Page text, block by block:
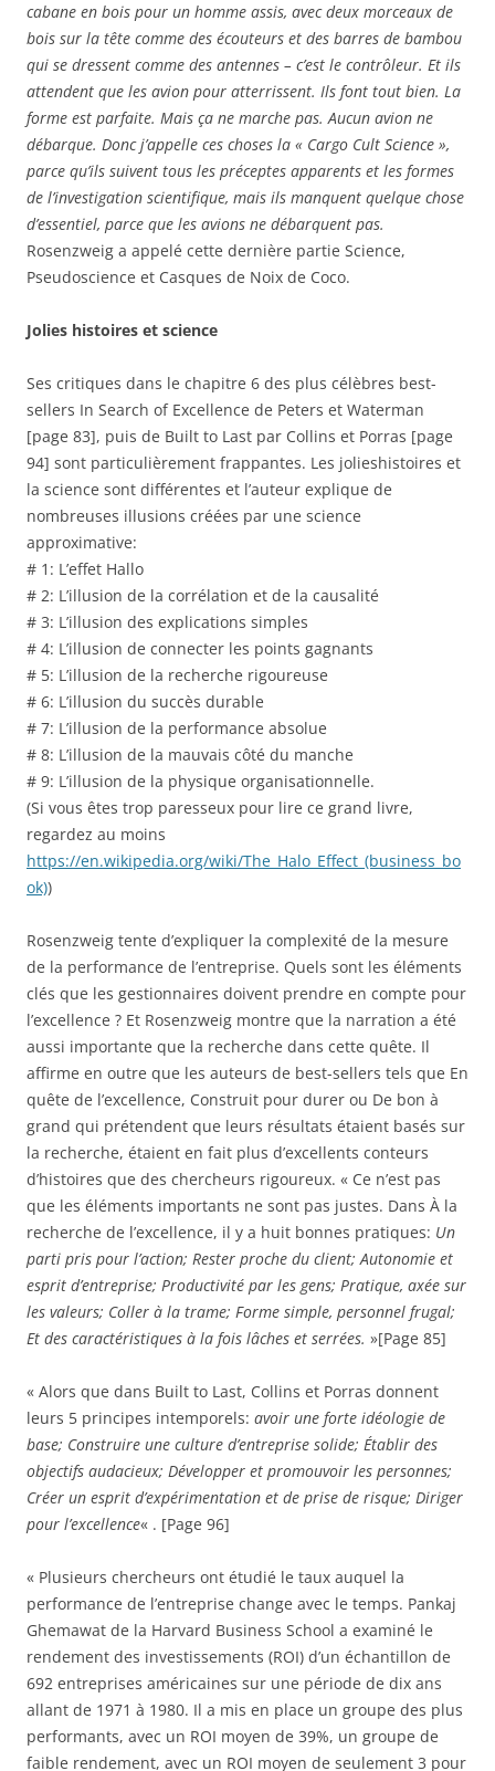
cabane en bois pour un homme assis, avec deux morceaux de
bois sur la tête comme des écouteurs et des barres de bambou
qui se dressent comme des antennes – c’est le contrôleur. Et ils
attendent que les avion pour atterrissent. Ils font tout bien. La
forme est parfaite. Mais ça ne marche pas. Aucun avion ne
débarque. Donc j’appelle ces choses la « Cargo Cult Science »,
parce qu’ils suivent tous les préceptes apparents et les formes
de l’investigation scientifique, mais ils manquent quelque chose
d’essentiel, parce que les avions ne débarquent pas.
Rosenzweig a appelé cette dernière partie Science,
Pseudoscience et Casques de Noix de Coco.
Jolies histoires et science
Ses critiques dans le chapitre 6 des plus célèbres best-
sellers In Search of Excellence de Peters et Waterman
[page 83], puis de Built to Last par Collins et Porras [page
94] sont particulièrement frappantes. Les jolieshistoires et
la science sont différentes et l’auteur explique de
nombreuses illusions créées par une science
approximative:
# 1: L’effet Hallo
# 2: L’illusion de la corrélation et de la causalité
# 3: L’illusion des explications simples
# 4: L’illusion de connecter les points gagnants
# 5: L’illusion de la recherche rigoureuse
# 6: L’illusion du succès durable
# 7: L’illusion de la performance absolue
# 8: L’illusion de la mauvais côté du manche
# 9: L’illusion de la physique organisationnelle.
(Si vous êtes trop paresseux pour lire ce grand livre,
regardez au moins
https://en.wikipedia.org/wiki/The_Halo_Effect_(business_bo
ok))
Rosenzweig tente d’expliquer la complexité de la mesure
de la performance de l’entreprise. Quels sont les éléments
clés que les gestionnaires doivent prendre en compte pour
l’excellence ? Et Rosenzweig montre que la narration a été
aussi importante que la recherche dans cette quête. Il
affirme en outre que les auteurs de best-sellers tels que En
quête de l’excellence, Construit pour durer ou De bon à
grand qui prétendent que leurs résultats étaient basés sur
la recherche, étaient en fait plus d’excellents conteurs
d’histoires que des chercheurs rigoureux. « Ce n’est pas
que les éléments importants ne sont pas justes. Dans À la
recherche de l’excellence, il y a huit bonnes pratiques: Un
parti pris pour l’action; Rester proche du client; Autonomie et
esprit d’entreprise; Productivité par les gens; Pratique, axée sur
les valeurs; Coller à la trame; Forme simple, personnel frugal;
Et des caractéristiques à la fois lâches et serrées. »[Page 85]
« Alors que dans Built to Last, Collins et Porras donnent
leurs 5 principes intemporels: avoir une forte idéologie de
base; Construire une culture d’entreprise solide; Établir des
objectifs audacieux; Développer et promouvoir les personnes;
Créer un esprit d’expérimentation et de prise de risque; Diriger
pour l’excellence« . [Page 96]
« Plusieurs chercheurs ont étudié le taux auquel la
performance de l’entreprise change avec le temps. Pankaj
Ghemawat de la Harvard Business School a examiné le
rendement des investissements (ROI) d’un échantillon de
692 entreprises américaines sur une période de dix ans
allant de 1971 à 1980. Il a mis en place un groupe des plus
performants, avec un ROI moyen de 39%, un groupe de
faible rendement, avec un ROI moyen de seulement 3 pour